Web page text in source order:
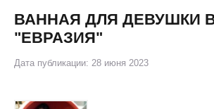
ВАННАЯ ДЛЯ ДЕВУШКИ
"ЕВРАЗИЯ"
Дата публикации: 28 июня 2023